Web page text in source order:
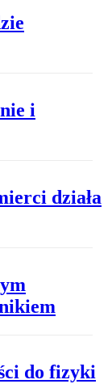
i
działa
do fizyki